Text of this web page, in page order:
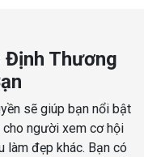
Thương
sẽ giúp bạn nổi bật
cho người xem cơ hội
làm đẹp khác. Bạn có